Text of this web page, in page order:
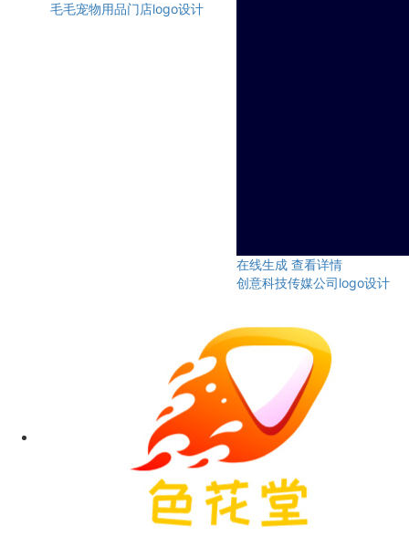
毛毛宠物用品门店logo设计
在线生成 查看详情
创意科技传媒公司logo设计